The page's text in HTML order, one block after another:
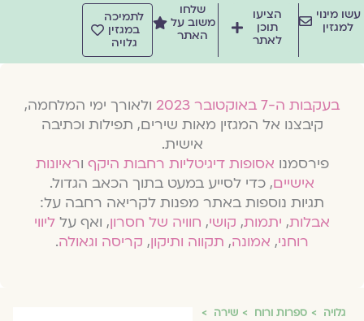
מינוי
למגזין
הציעו
תוכן
לאתר
שלחו
משוב על
האתר
לתמיכה
במגזין
גלויה
בעקבות ה-7 באוקטובר 2023
ולאורך ימי המלחמה,
קיבצנו אל המגזין מאות שירים, תפילות וכתיבה
אישית.
פירסמנואסופות דיגיטליות רחבות היקףוראיונות
אישיים, כדי לסייע במעט בתוך הכאב הגדול.
תגיות נוספות באתר מפנות לקריאה רחבה על:
אבלות,יתמות,קושי,חוויה של חסרון, ואף עלליווי
רוחני,אמונה,תקווה ותיקון,קריסה וגאולה.
גלויה ספרות ורוח שירה